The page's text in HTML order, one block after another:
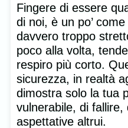
Fingere di essere
di noi, è un po’
davvero troppo
poco alla volta,
respiro più corto.
sicurezza, in realtà
dimostra solo la tua
vulnerabile, di fallire,
aspettative altrui.